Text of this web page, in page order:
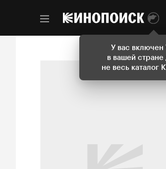
У вас включен
в вашей стране
не весь каталог